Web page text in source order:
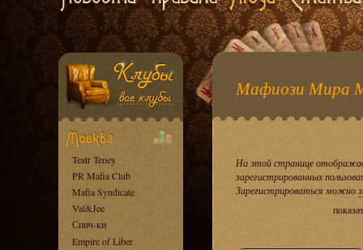
Teatr Teney
PR Mafia Club
Mafia Syndicate
Val&Jee
Спич-ки
Empire of Liber
Мафиози Мира
На этой странице
зарегистрированных
Зарегистрироваться можно